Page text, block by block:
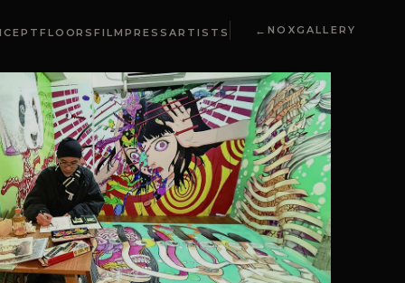
FLOORSFILMPRESSARTISTS NOXGALLERY